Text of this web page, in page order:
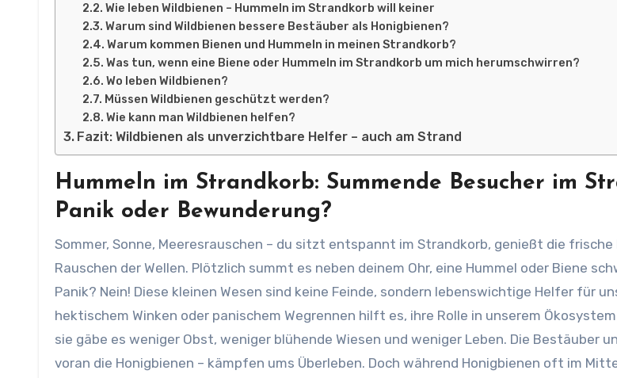
Wie leben Wildbienen – Hummeln im Strandkorb will keiner
Warum sind Wildbienen bessere Bestäuber als Honigbienen?
Warum kommen Bienen und Hummeln in meinen Strandkorb?
Was tun, wenn eine Biene oder Hummeln im Strandkorb um mich herumschwirren?
Wo leben Wildbienen?
Müssen Wildbienen geschützt werden?
Wie kann man Wildbienen helfen?
Fazit: Wildbienen als unverzichtbare Helfer – auch am Strand
Hummeln im Strandkorb: Summende Besucher im
Panik oder Bewunderung?
Sommer, Sonne, Meeresrauschen – du sitzt entspannt im Strandkorb, genießt die frische Brise und das
Rauschen der Wellen. Plötzlich summt es neben deinem Ohr, eine Hummel oder Biene
Panik? Nein! Diese kleinen Wesen sind keine Feinde, sondern lebenswichtige Helfer für
hektischem Winken oder panischem Wegrennen hilft es, ihre Rolle in unserem
sie gäbe es weniger Obst, weniger blühende Wiesen und weniger Leben. Die Bestäuber
voran die Honigbienen – kämpfen ums Überleben. Doch während Honigbienen oft im